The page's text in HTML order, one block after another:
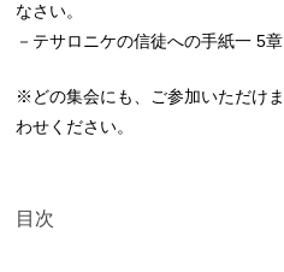
なさい。
－テサロニケの信徒への手紙一 5
※どの集会にも、ご参加いただけ
わせください。
目次